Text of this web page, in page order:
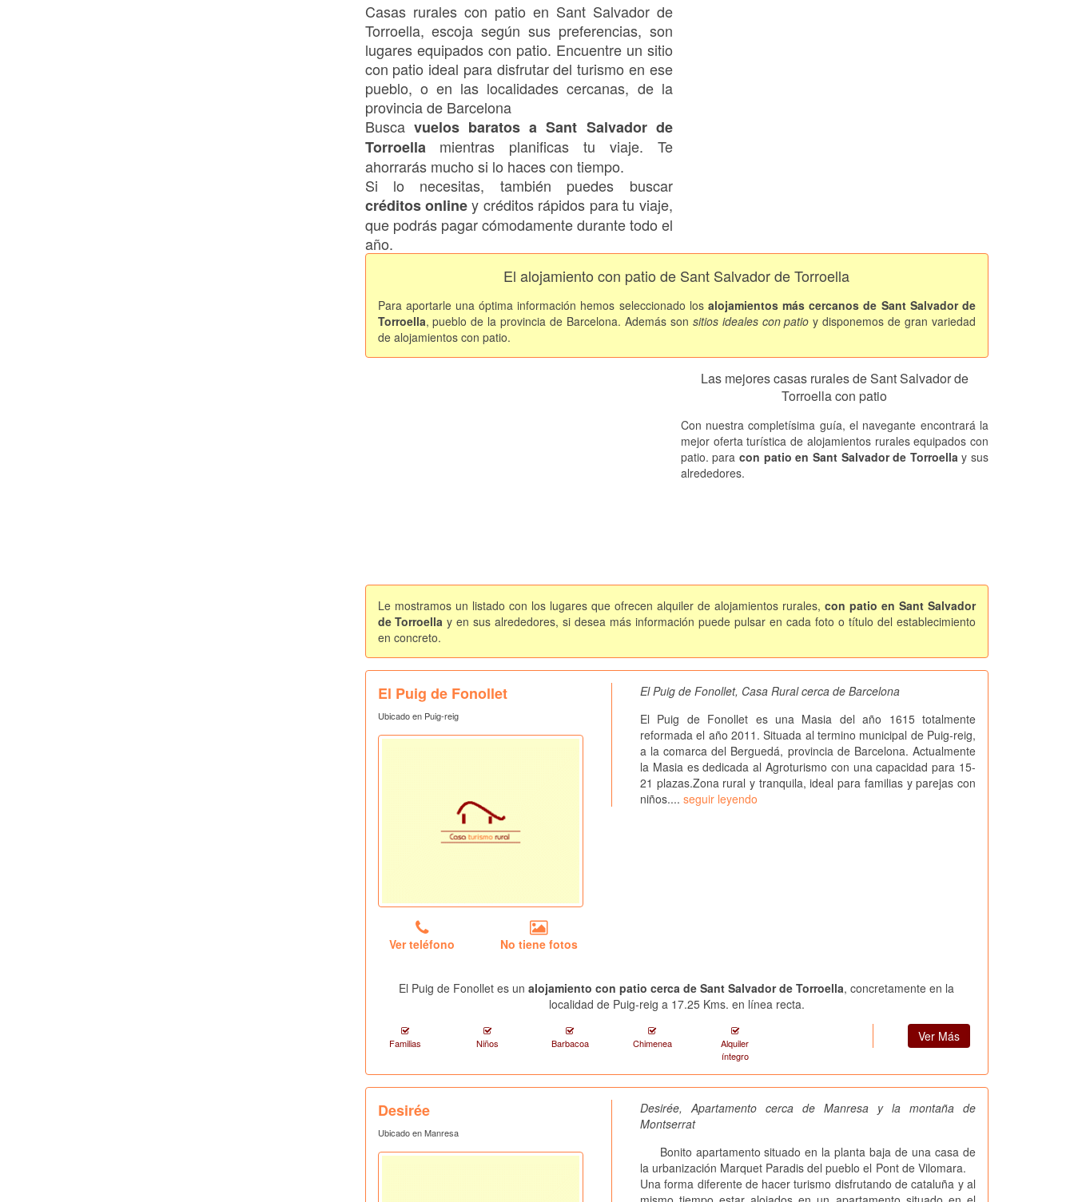
Casas rurales con patio en Sant Salvador de
Torroella, escoja según sus preferencias, son
lugares equipados con patio. Encuentre un sitio
con patio ideal para disfrutar del turismo en ese
pueblo, o en las localidades cercanas, de la
provincia de Barcelona
Busca vuelos baratos a Sant Salvador de
Torroella mientras planificas tu viaje. Te
ahorrarás mucho si lo haces con tiempo.
Si lo necesitas, también puedes buscar
créditos onliney créditos rápidos para tu viaje,
que podrás pagar cómodamente durante todo el
año.
El alojamiento con patio de Sant Salvador de Torroella
Para aportarle una óptima información hemos seleccionado los alojamientos más cercanos de Sant Salvador de
Torroella, pueblo de la provincia de Barcelona. Además son sitios ideales con patio y disponemos de gran variedad
de alojamientos con patio.
Las mejores casas rurales de Sant Salvador de
Torroella con patio
Con nuestra completísima guía, el navegante encontrará la
mejor oferta turística de alojamientos rurales equipados con
patio. para con patio en Sant Salvador de Torroellay sus
alrededores.
Le mostramos un listado con los lugares que ofrecen alquiler de alojamientos rurales, con patio en Sant Salvador
de Torroella y en sus alrededores, si desea más información puede pulsar en cada foto o título del establecimiento
en concreto.
El Puig de Fonollet
Ubicado en Puig-reig
Ver teléfono No tiene fotos
El Puig de Fonollet, Casa Rural cerca de Barcelona
El Puig de Fonollet es una Masia del año 1615 totalmente
reformada el año 2011. Situada al termino municipal de Puig-reig,
a la comarca del Berguedá, provincia de Barcelona. Actualmente
la Masia es dedicada al Agroturismo con una capacidad para 15-
21 plazas.Zona rural y tranquila, ideal para familias y parejas con
niños.... seguir leyendo
El Puig de Fonollet es unalojamiento con patio cerca de Sant Salvador de Torroella, concretamente en la
localidad de Puig-reig a 17.25 Kms. en línea recta.
Familias Niños Barbacoa Chimenea
Alquiler
íntegro
Ver Más
Desirée
Ubicado en Manresa
Desirée, Apartamento cerca de Manresa y la montaña de
Montserrat
Bonito apartamento situado en la planta baja de una casa de
la urbanización Marquet Paradis del pueblo el Pont de Vilomara.
Una forma diferente de hacer turismo disfrutando de cataluña y al